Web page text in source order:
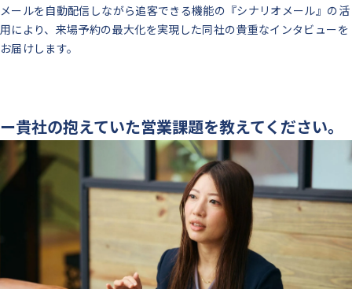
メールを自動配信しながら追客できる機能の『シナリオメール』の活
用により、来場予約の最大化を実現した同社の貴重なインタビューを
お届けします。
ー貴社の抱えていた営業課題を教えてください。